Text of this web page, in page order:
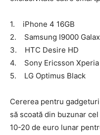
1. iPhone 4 16GB
2. Samsung I9000
3. HTC Desire HD
4. Sony Ericsson Xperia
5. LG Optimus Black
Cererea pentru
să scoată din buzunar
10-20 de euro lunar